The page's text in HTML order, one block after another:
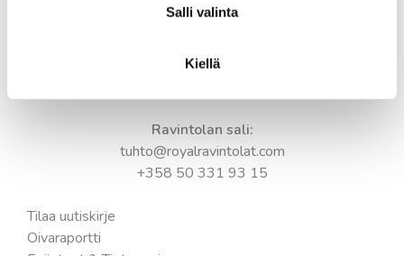
Salli valinta
Kiellä
Yhteystiedot:
Yliopistokatu 55
Ravintolan sali:
tuhto@royalravintolat.com
+358 50 331 93 15
Tilaa uutiskirje
Oivaraportti